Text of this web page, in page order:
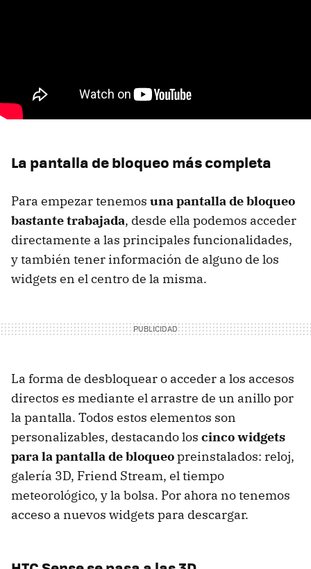
La pantalla de bloqueo más completa
Para empezar tenemos una pantalla de bloqueo
bastante trabajada, desde ella podemos acceder
directamente a las principales funcionalidades,
y también tener información de alguno de los
widgets en el centro de la misma.
La forma de desbloquear o acceder a los accesos
directos es mediante el arrastre de un anillo por
la pantalla. Todos estos elementos son
personalizables, destacando los cinco widgets
para la pantalla de bloqueopreinstalados: reloj,
galería 3D, Friend Stream, el tiempo
meteorológico, y la bolsa. Por ahora no tenemos
acceso a nuevos widgets para descargar.